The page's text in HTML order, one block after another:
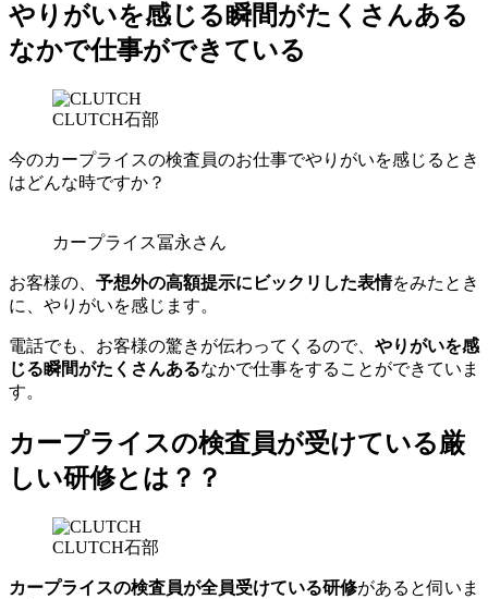
やりがいを感じる瞬間がたくさんある
なかで仕事ができている
CLUTCH石部
今のカープライスの検査員のお仕事でやりがいを感じるとき
はどんな時ですか？
カープライス冨永さん
お客様の、 予想外の高額提示にビックリした表情をみたとき
に、やりがいを感じます。
電話でも、お客様の驚きが伝わってくるので、 やりがいを感
じる瞬間がたくさんあるなかで仕事をすることができていま
す。
カープライスの検査員が受けている厳
しい研修とは？？
CLUTCH石部
カープライスの検査員が全員受けている研修があると伺いま